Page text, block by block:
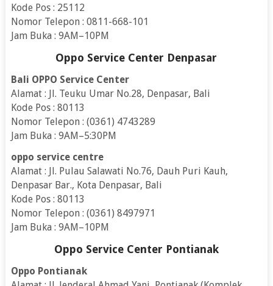
Kode Pos : 25112
Nomor Telepon : 0811-668-101
Jam Buka : 9AM–10PM
Oppo Service Center Denpasar
Bali OPPO Service Center
Alamat : Jl. Teuku Umar No.28, Denpasar, Bali
Kode Pos : 80113
Nomor Telepon : (0361) 4743289
Jam Buka : 9AM–5:30PM
oppo service centre
Alamat : Jl. Pulau Salawati No.76, Dauh Puri Kauh,
Denpasar Bar., Kota Denpasar, Bali
Kode Pos : 80113
Nomor Telepon : (0361) 8497971
Jam Buka : 9AM–10PM
Oppo Service Center Pontianak
Oppo Pontianak